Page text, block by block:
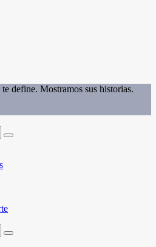
define. Mostramos sus historias.